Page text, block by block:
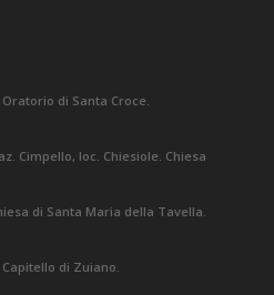
Oratorio di Santa Croce.
Cimpello, loc. Chiesiole. Chiesa
di Santa Maria della Tavella.
Capitello di Zuiano.